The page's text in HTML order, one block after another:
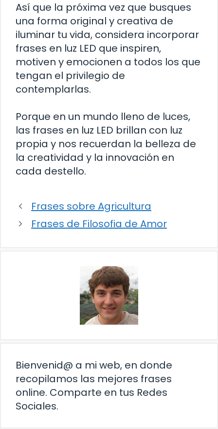
Así que la próxima vez que busques
una forma original y creativa de
iluminar tu vida, considera incorporar
frases en luz LED que inspiren,
motiven y emocionen a todos los que
tengan el privilegio de
contemplarlas.
Porque en un mundo lleno de luces,
las frases en luz LED brillan con luz
propia y nos recuerdan la belleza de
la creatividad y la innovación en
cada destello.
Frases sobre Agricultura
Frases de Filosofia de Amor
Bienvenid@ a mi web, en donde
recopilamos las mejores frases
online. Comparte en tus Redes
Sociales.